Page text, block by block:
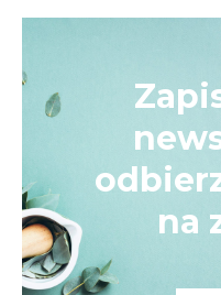
na